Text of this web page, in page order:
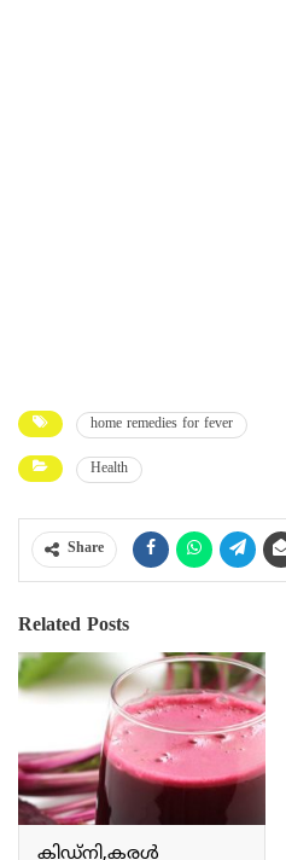
home remedies for fever
Health
Share
Related Posts
കിഡ്‌നി,കരള്‍